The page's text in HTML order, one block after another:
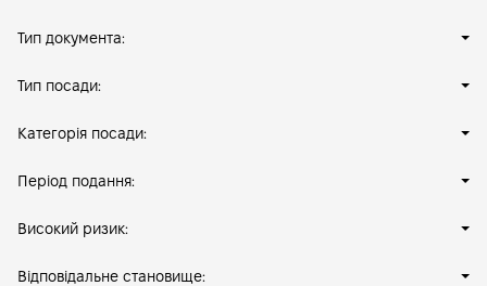
Тип документа:
Тип посади:
Категорія посади:
Період подання:
Високий ризик:
Відповідальне становище: